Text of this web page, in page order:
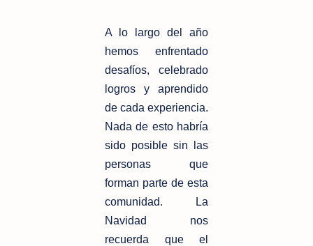
A lo largo del año
hemos enfrentado
desafíos, celebrado
logros y aprendido
de cada experiencia.
Nada de esto habría
sido posible sin las
personas que
forman parte de esta
comunidad. La
Navidad nos
recuerda que el